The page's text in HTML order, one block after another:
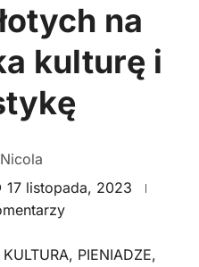
na
kulturę i
Nicola
17 listopada, 2023
KULTURA, PIENIADZE,